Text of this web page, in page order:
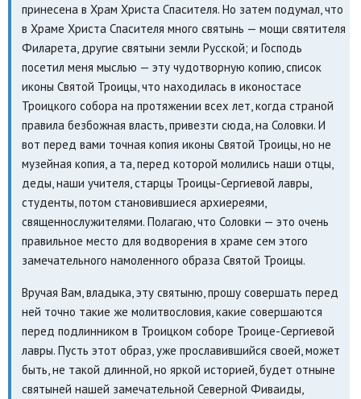
принесена в Храм Христа Спасителя. Но затем подумал, что
в Храме Христа Спасителя много святынь — мощи святителя
Филарета, другие святыни земли Русской; и Господь
посетил меня мыслью — эту чудотворную копию, список
иконы Святой Троицы, что находилась в иконостасе
Троицкого собора на протяжении всех лет, когда страной
правила безбожная власть, привезти сюда, на Соловки. И
вот перед вами точная копия иконы Святой Троицы, но не
музейная копия, а та, перед которой молились наши отцы,
деды, наши учителя, старцы Троицы-Сергиевой лавры,
студенты, потом становившиеся архиереями,
священнослужителями. Полагаю, что Соловки — это очень
правильное место для водворения в храме сем этого
замечательного намоленного образа Святой Троицы.
Вручая Вам, владыка, эту святыню, прошу совершать перед
ней точно такие же молитвословия, какие совершаются
перед подлинником в Троицком соборе Троице-Сергиевой
лавры. Пусть этот образ, уже прославившийся своей, может
быть, не такой длинной, но яркой историей, будет отныне
святыней нашей замечательной Северной Фиваиды,